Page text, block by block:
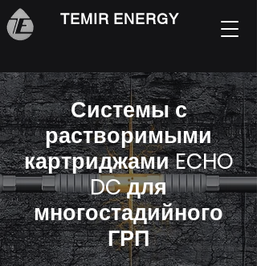
TEMIR ENERGY
Системы с
растворимыми
картриджами ECHO
DC для
многостадийного
ГРП